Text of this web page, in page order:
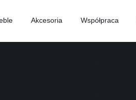
Akcesoria Współpraca